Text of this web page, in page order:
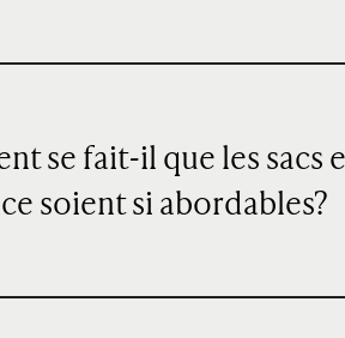
se fait-il que les sacs
soient si abordables?